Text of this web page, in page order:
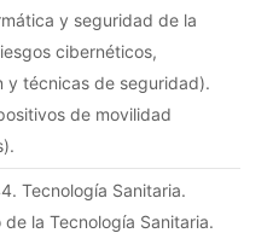
y seguridad de la
cibernéticos,
y técnicas de seguridad).
de movilidad
Tecnología Sanitaria.
la Tecnología Sanitaria.